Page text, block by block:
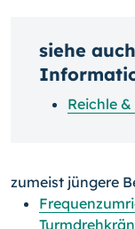
siehe
Reichle
zumeist jüngere